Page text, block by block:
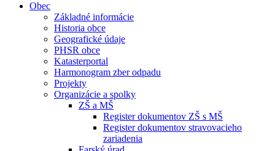
Obec
Základné informácie
Historia obce
Geografické údaje
PHSR obce
Katasterportal
Harmonogram zber odpadu
Projekty
Organizácie a spolky
ZŠ a MŠ
Register dokumentov ZŠ s MŠ
Register dokumentov stravovacieho
zariadenia